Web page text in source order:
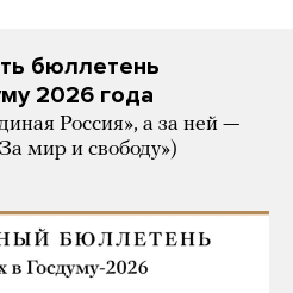
бюллетень
2026 года
Россия», а за ней —
мир и свободу»)